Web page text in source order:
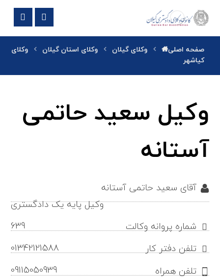
صفحه اصلی وکلای گیلان وکلای استان گیلان
وکلای
کیاشهر
وکیل سعید حاتمی
آستانه
آقای سعید حاتمی آستانه
وکیل پایه یک دادگستری
شماره پروانه وکالت
639
تلفن دفتر کار
01342121588
تلفن همراه
09115050939